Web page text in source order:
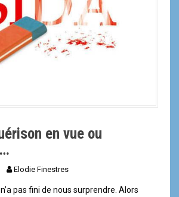
en vue ou
Elodie Finestres
pas fini de nous surprendre. Alors